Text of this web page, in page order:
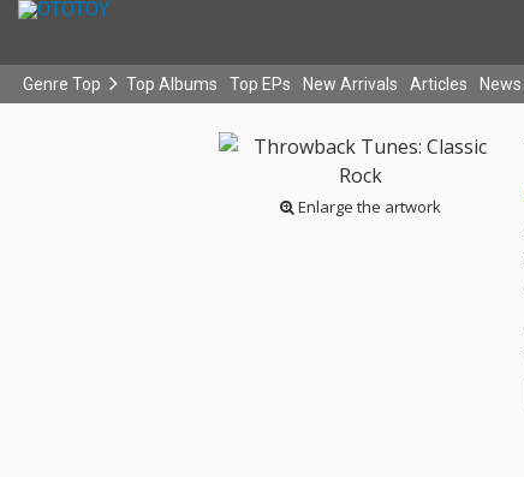
Genre Top Top Albums Top EPs New Arrivals Articles News
Enlarge the artwork